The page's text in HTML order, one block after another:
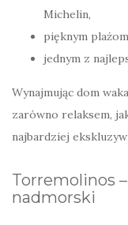
Michelin,
pięknym
jednym z
Wynajmując dom
zarówno relaksem,
najbardziej
Torremolinos
nadmorski